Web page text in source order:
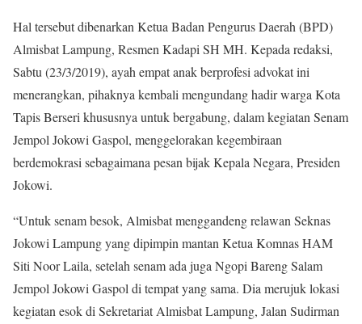
Hal tersebut dibenarkan Ketua Badan Pengurus Daerah (BPD)
Almisbat Lampung, Resmen Kadapi SH MH. Kepada redaksi,
Sabtu (23/3/2019), ayah empat anak berprofesi advokat ini
menerangkan, pihaknya kembali mengundang hadir warga Kota
Tapis Berseri khususnya untuk bergabung, dalam kegiatan Senam
Jempol Jokowi Gaspol, menggelorakan kegembiraan
berdemokrasi sebagaimana pesan bijak Kepala Negara, Presiden
Jokowi.
“Untuk senam besok, Almisbat menggandeng relawan Seknas
Jokowi Lampung yang dipimpin mantan Ketua Komnas HAM
Siti Noor Laila, setelah senam ada juga Ngopi Bareng Salam
Jempol Jokowi Gaspol di tempat yang sama. Dia merujuk lokasi
kegiatan esok di Sekretariat Almisbat Lampung, Jalan Sudirman